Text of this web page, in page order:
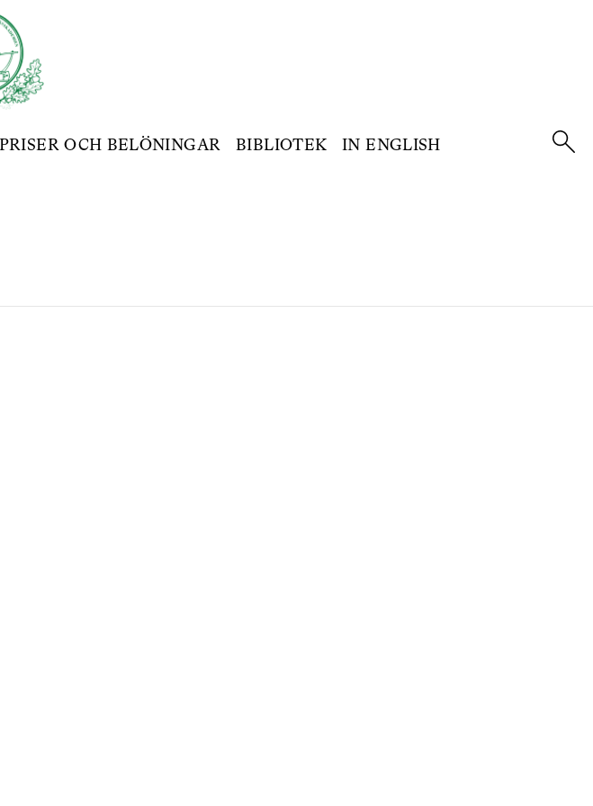
PRISER OCH BELÖNINGAR BIBLIOTEK IN ENGLISH